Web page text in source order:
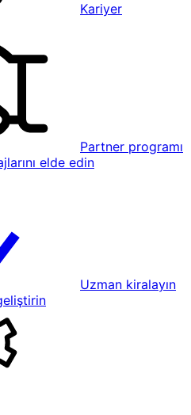
Kariyer
Partner programı
elde edin
Uzman kiralayın